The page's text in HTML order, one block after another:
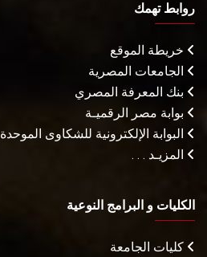
روابط تهمك
خريطة الموقع
الجامعات المصرية
بنك المعرفة المصري
بوابة مصر الرقميـة
البوابة الإلكترونية للشكاوى الموحدة
المزيـد . . .
الكليات و البرامج النوعية
كليات الجامعة